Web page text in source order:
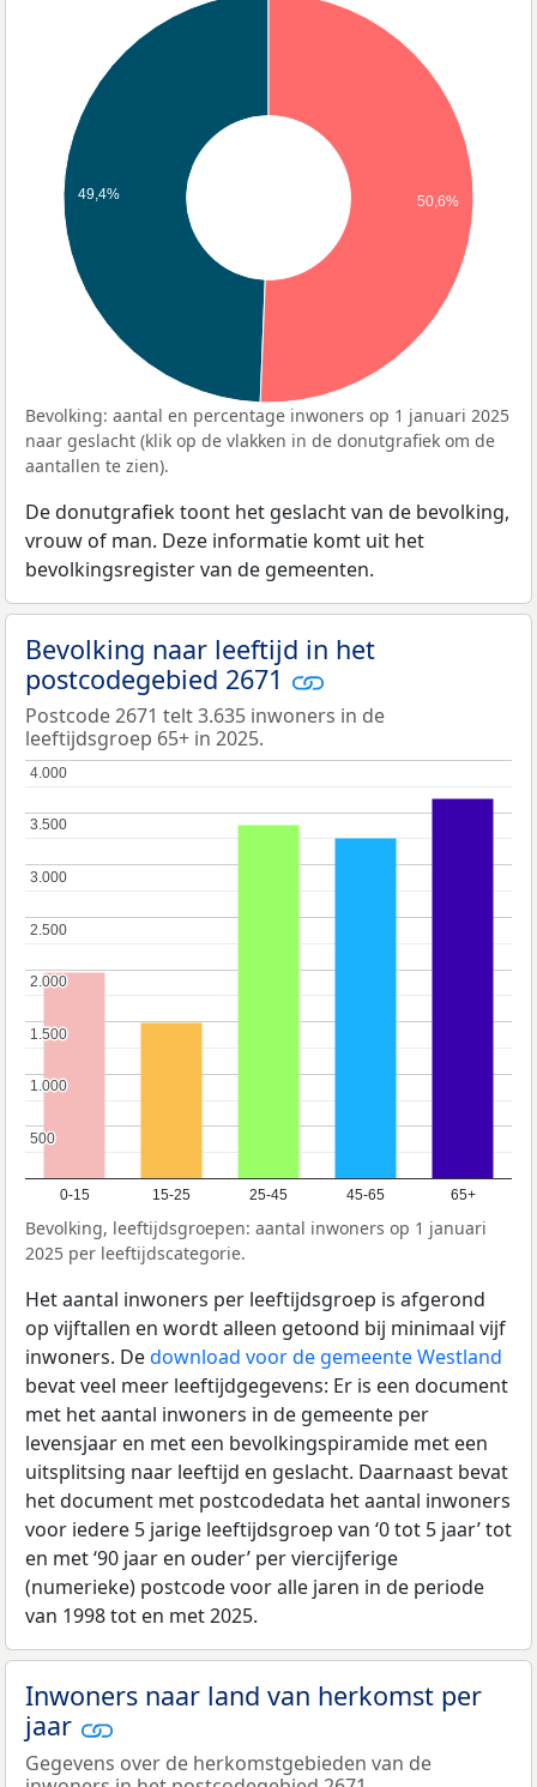
49,4% 50,6%
Bevolking: aantal en percentage inwoners op 1 januari 2025
naar geslacht (klik op de vlakken in de donutgrafiek om de
aantallen te zien).
De donutgrafiek toont het geslacht van de bevolking,
vrouw of man. Deze informatie komt uit het
bevolkingsregister van de gemeenten.
Bevolking naar leeftijd in het
postcodegebied 2671
Postcode 2671 telt 3.635 inwoners in de
leeftijdsgroep 65+ in 2025.
0-15 15-25 25-45 45-65 65+
500
500
1.000
1.000
1.500
1.500
2.000
2.000
2.500
2.500
3.000
3.000
3.500
3.500
4.000
4.000
Bevolking, leeftijdsgroepen: aantal inwoners op 1 januari
2025 per leeftijdscategorie.
Het aantal inwoners per leeftijdsgroep is afgerond
op vijftallen en wordt alleen getoond bij minimaal vijf
inwoners. Dedownload voor de gemeente Westland
bevat veel meer leeftijdgegevens: Er is een document
met het aantal inwoners in de gemeente per
levensjaar en met een bevolkingspiramide met een
uitsplitsing naar leeftijd en geslacht. Daarnaast bevat
het document met postcodedata het aantal inwoners
voor iedere 5 jarige leeftijdsgroep van ‘0 tot 5 jaar’ tot
en met ‘90 jaar en ouder’ per viercijferige
(numerieke) postcode voor alle jaren in de periode
van 1998 tot en met 2025.
Inwoners naar land van herkomst per
jaar
Gegevens over de herkomstgebieden van de